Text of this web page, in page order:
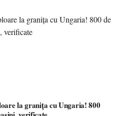
la granița cu Ungaria! 800